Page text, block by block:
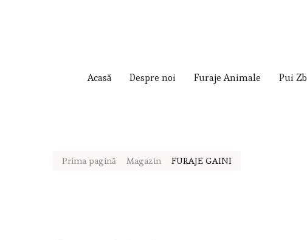
Acasă Despre noi Furaje Animale Pui
Prima pagină Magazin FURAJE GAINI